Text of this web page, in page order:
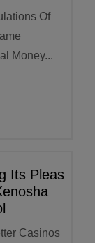
Of
Money...
Its Pleas
Casinos